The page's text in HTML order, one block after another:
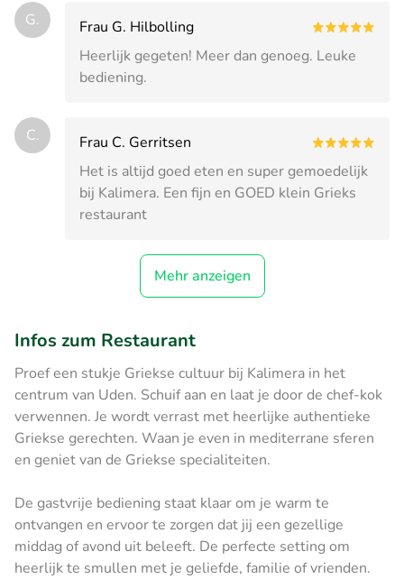
G.
Frau G. Hilbolling
Heerlijk gegeten! Meer dan genoeg. Leuke
bediening.
C.
Frau C. Gerritsen
Het is altijd goed eten en super gemoedelijk
bij Kalimera. Een fijn en GOED klein Grieks
restaurant
Mehr anzeigen
Infos zum Restaurant
Proef een stukje Griekse cultuur bij Kalimera in het
centrum van Uden. Schuif aan en laat je door de chef-kok
verwennen. Je wordt verrast met heerlijke authentieke
Griekse gerechten. Waan je even in mediterrane sferen
en geniet van de Griekse specialiteiten.
De gastvrije bediening staat klaar om je warm te
ontvangen en ervoor te zorgen dat jij een gezellige
middag of avond uit beleeft. De perfecte setting om
heerlijk te smullen met je geliefde, familie of vrienden.